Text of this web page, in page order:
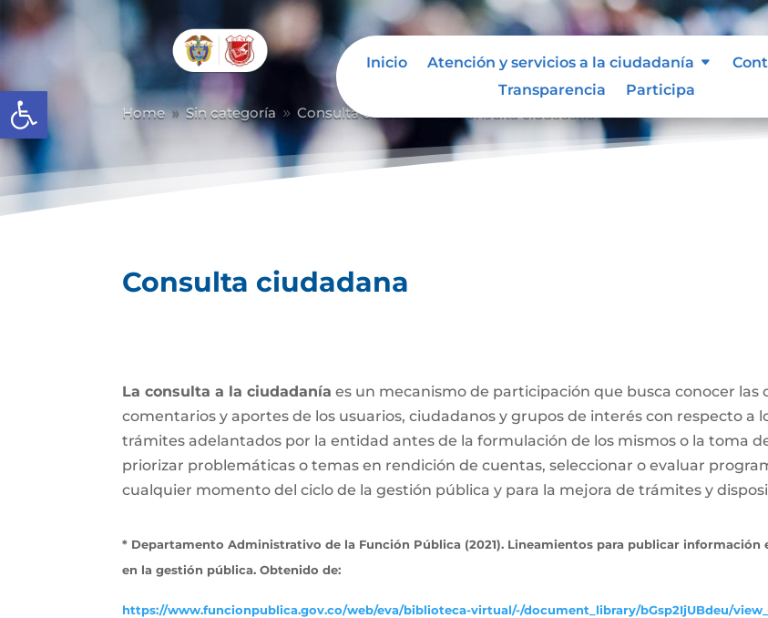
Abrir barra de herramientas
Inicio Atención y servicios a la ciudadanía
Transparencia
Participa
Home 9 Sin categoría 9 Consulta ciudadana
Consulta ciudadana
La consulta a la ciudadanía es un mecanismo de participación que busca conocer las
comentarios y aportes de los usuarios, ciudadanos y grupos de interés con respecto a
trámites adelantados por la entidad antes de la formulación de los mismos o la toma
priorizar problemáticas o temas en rendición de cuentas, seleccionar o evaluar
cualquier momento del ciclo de la gestión pública y para la mejora de trámites y
* Departamento Administrativo de la Función Pública (2021). Lineamientos para publicar
en la gestión pública. Obtenido de:
https://www.funcionpublica.gov.co/web/eva/biblioteca-virtual/-/document_library/bGsp2IjUBdeu/